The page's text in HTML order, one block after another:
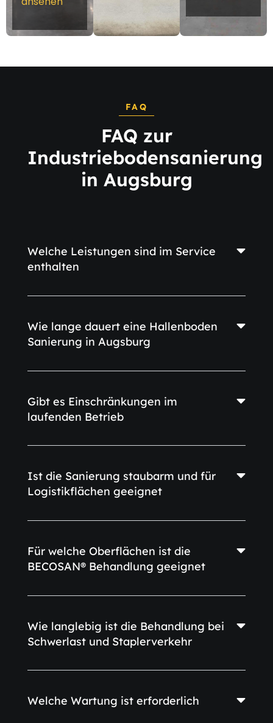
FAQ
FAQ zur
Industriebodensanierung
in Augsburg
Welche Leistungen sind im Service
enthalten
Wie lange dauert eine Hallenboden
Sanierung in Augsburg
Gibt es Einschränkungen im
laufenden Betrieb
Ist die Sanierung staubarm und für
Logistikflächen geeignet
Für welche Oberflächen ist die
BECOSAN® Behandlung geeignet
Wie langlebig ist die Behandlung bei
Schwerlast und Staplerverkehr
Welche Wartung ist erforderlich